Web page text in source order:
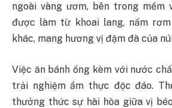
ngoài vàng ươm, bên trong mềm
được làm từ khoai lang, nấm
khác, mang hương vị đậm đà của
Việc ăn bánh ống kèm với nước
trải nghiệm ẩm thực độc đáo.
thưởng thức sự hài hòa giữa vị